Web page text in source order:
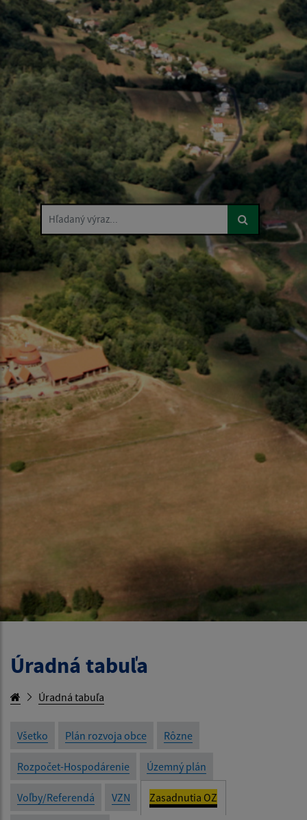
Hľadaný výraz...
Úradná tabuľa
Úradná tabuľa
Všetko Plán rozvoja obce Rôzne
Rozpočet-Hospodárenie Územný plán
Voľby/Referendá VZN Zasadnutia OZ